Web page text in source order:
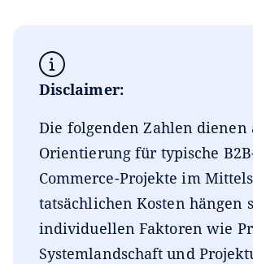
Disclaimer:
Die folgenden Zahlen dienen
Orientierung für typische
Commerce-Projekte im
tatsächlichen Kosten hängen
individuellen Faktoren wie
Systemlandschaft und